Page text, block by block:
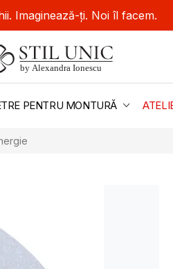
Imaginează-ți. Noi îl facem.
PENTRU MONTURĂ